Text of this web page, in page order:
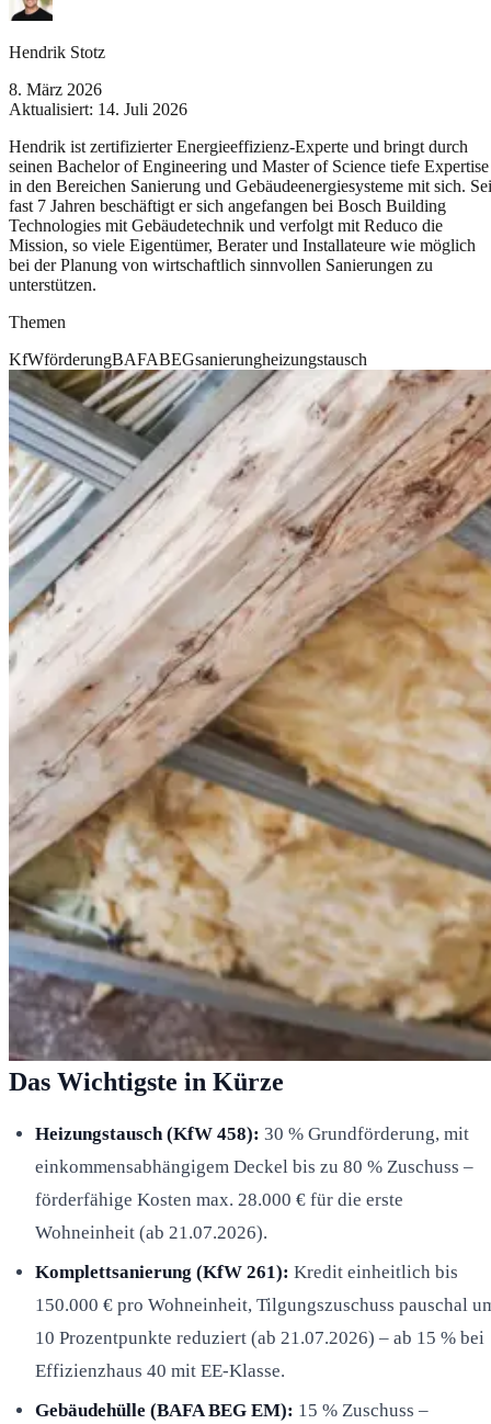
Hendrik Stotz
8. März 2026
Aktualisiert: 14. Juli 2026
Hendrik ist zertifizierter Energieeffizienz-Experte und bringt durch
seinen Bachelor of Engineering und Master of Science tiefe Expertise
in den Bereichen Sanierung und Gebäudeenergiesysteme mit sich.
fast 7 Jahren beschäftigt er sich angefangen bei Bosch Building
Technologies mit Gebäudetechnik und verfolgt mit Reduco die
Mission, so viele Eigentümer, Berater und Installateure wie möglich
bei der Planung von wirtschaftlich sinnvollen Sanierungen zu
unterstützen.
Themen
KfWförderungBAFABEGsanierungheizungstausch
Das Wichtigste in Kürze
Heizungstausch (KfW 458): 30 % Grundförderung, mit
einkommensabhängigem Deckel bis zu 80 % Zuschuss –
förderfähige Kosten max. 28.000 € für die erste
Wohneinheit (ab 21.07.2026).
Komplettsanierung (KfW 261): Kredit einheitlich bis
150.000 € pro Wohneinheit, Tilgungszuschuss pauschal
10 Prozentpunkte reduziert (ab 21.07.2026) – ab 15 % bei
Effizienzhaus 40 mit EE-Klasse.
Gebäudehülle (BAFA BEG EM): 15 % Zuschuss –